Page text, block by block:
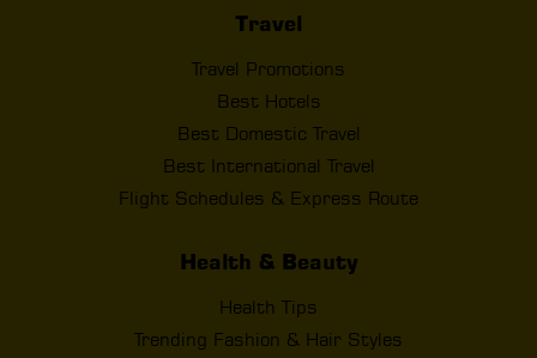
Travel
Travel Promotions
Best Hotels
Best Domestic Travel
Best International Travel
Flight Schedules & Express Route
Health & Beauty
Health Tips
Trending Fashion & Hair Styles